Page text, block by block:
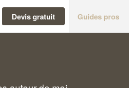
Devis gratuit Guides pros